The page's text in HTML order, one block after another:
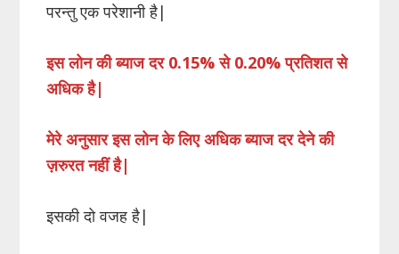
परन्तु एक परेशानी है|
इस लोन की ब्याज दर 0.15% से 0.20% प्रतिशत से
अधिक है|
मेरे अनुसार इस लोन के लिए अधिक ब्याज दर देने की
ज़रुरत नहीं है|
इसकी दो वजह है|